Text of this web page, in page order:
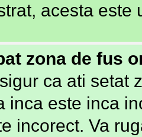
acesta este
zona de fus
ca ati setat
inca este inca
incorect. Va